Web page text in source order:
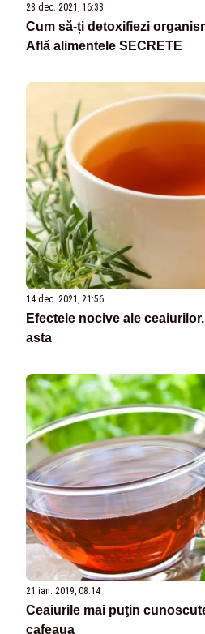
28 dec. 2021, 16:38
Cum să-ți detoxifiezi
Află alimentele SECRETE
14 dec. 2021, 21:56
Efectele nocive ale
asta
21 ian. 2019, 08:14
Ceaiurile mai puţin
cafeaua